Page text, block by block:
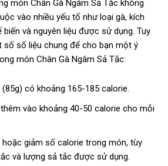
món Chân Gà Ngâm Sả Tắc không
vào nhiều yếu tố như loại gà, kích
và nguyên liệu được sử dụng. Tuy
số số liệu chung để cho bạn một ý
món Chân Gà Ngâm Sả Tắc:
có khoảng 165-185 calorie.
vào khoảng 40-50 calorie cho mỗi
giảm số calorie trong món, tùy
và lượng sả tắc được sử dụng.